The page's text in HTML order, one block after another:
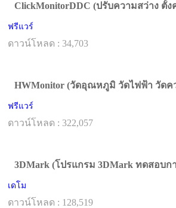
ClickMonitorDDC (ปรับความสว่าง ตั้ง
ฟรีแวร์
ดาวน์โหลด : 34,703
HWMonitor (วัดอุณหภูมิ วัดไฟฟ้า วัดค
ฟรีแวร์
ดาวน์โหลด : 322,057
3DMark (โปรแกรม 3DMark ทดสอบก
เดโม
ดาวน์โหลด : 128,519